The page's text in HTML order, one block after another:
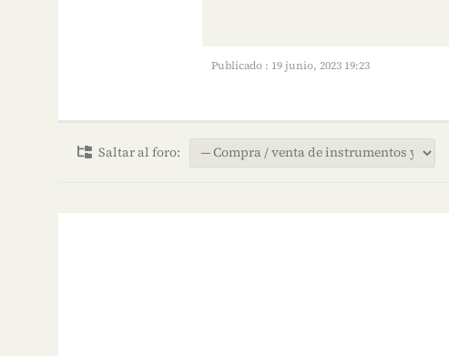
Publicado : 19 junio, 2023 19:23
Saltar al foro: